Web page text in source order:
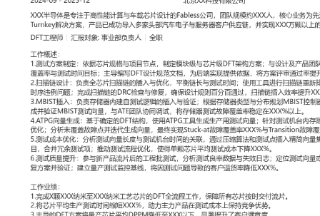
工作经历
2024-09 - 2025-12
XXX半导体是专注于高性能计算与车载芯片设计的Fabless公司，团
业务为先进制程ASIC设计与Turnkey解决方案，产品已成功导入多家
器客户供应链，并实现XXX万颗以上的量产交付。
DFT工程师汇报对象：部门总监
工作概述：
1.测试方案制定：依据芯片规格与项目节点，制定模块级与芯片级
及产品团队评审测试需求，明确测试覆盖率与测试时间目标；主导
档，为后端实现提供依据，将方案评审通过率提升XXX%。